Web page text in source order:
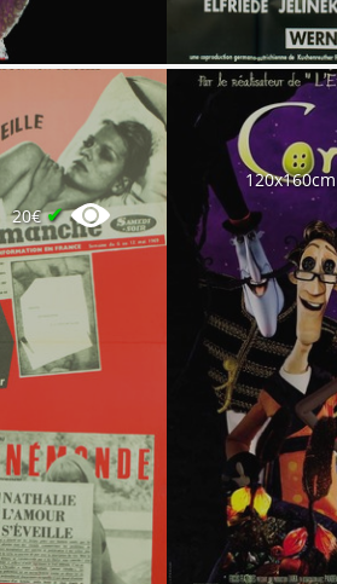
20€✔
120x160cm